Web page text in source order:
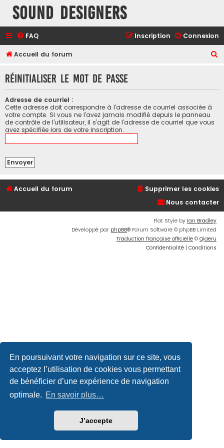
En poursuivant votre navigation sur ce site, vous
acceptez l’utilisation de cookies vous permettant
de bénéficier d’une expérience de navigation
optimale. En savoir plus…
J’accepte
Sound Designers
FAQ Connexion
Inscription
Accueil du forum
h
Réinitialiser le mot de passe
Adresse de courriel :
Cette adresse doit correspondre à l’adresse de courriel associée à
votre compte. Si vous ne l’avez jamais modifié depuis le panneau
de contrôle de l’utilisateur, il s’agit de l’adresse de courriel que vous
avez spécifiée lors de votre inscription.
Accueil du forum
Supprimer les cookies
Nous contacter
Flat Style by Ian Bradley
Développé par phpBB® Forum Software © phpBB Limited
Traduction française officielle © Qiaeru
Confidentialité | Conditions